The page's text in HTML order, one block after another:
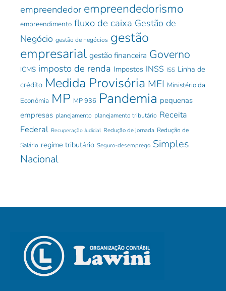
empreendedor empreendedorismo
empreendimento fluxo de caixa Gestão de
Negócio gestão de negócios gestão
empresarial gestão financeira Governo
ICMS imposto de renda Impostos INSS ISS Linha de
crédito Medida Provisória MEI Ministério da
Econômia MP MP 936 Pandemia pequenas
empresas planejamento planejamento tributário Receita
Federal Recuperação Judicial Redução de jornada Redução de
Salário regime tributário Seguro-desemprego Simples
Nacional